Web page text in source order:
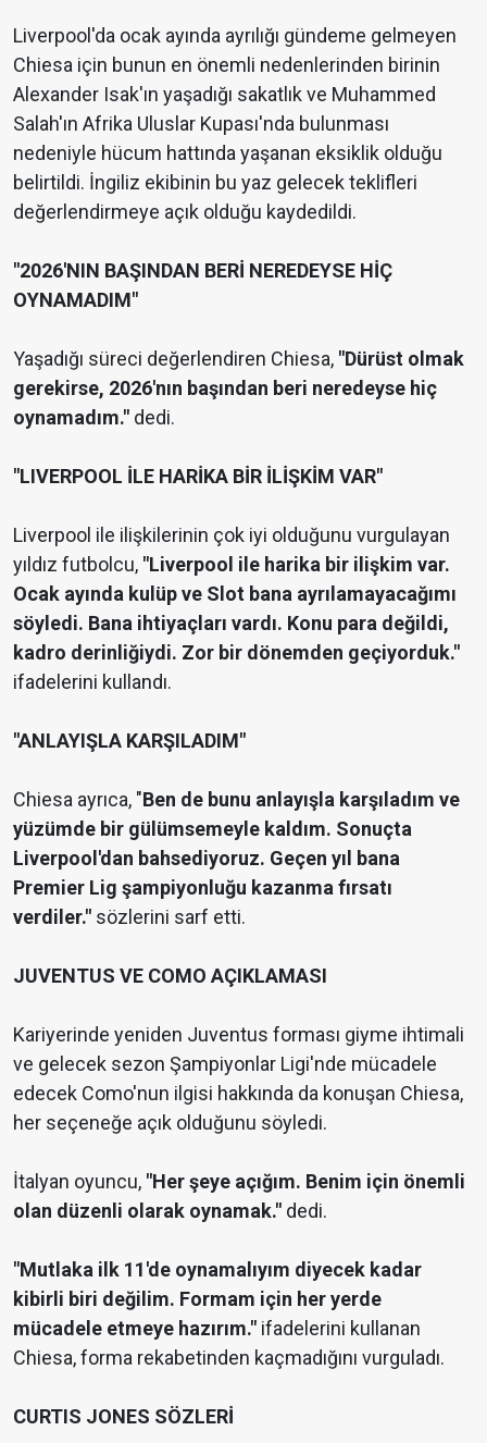
Liverpool'da ocak ayında ayrılığı gündeme gelmeyen
Chiesa için bunun en önemli nedenlerinden birinin
Alexander Isak'ın yaşadığı sakatlık ve Muhammed
Salah'ın Afrika Uluslar Kupası'nda bulunması
nedeniyle hücum hattında yaşanan eksiklik olduğu
belirtildi. İngiliz ekibinin bu yaz gelecek teklifleri
değerlendirmeye açık olduğu kaydedildi.
"2026'NIN BAŞINDAN BERİ NEREDEYSE HİÇ
OYNAMADIM"
Yaşadığı süreci değerlendiren Chiesa, "Dürüst olmak
gerekirse, 2026'nın başından beri neredeyse hiç
oynamadım." dedi.
"LIVERPOOL İLE HARİKA BİR İLİŞKİM VAR"
Liverpool ile ilişkilerinin çok iyi olduğunu vurgulayan
yıldız futbolcu, "Liverpool ile harika bir ilişkim var.
Ocak ayında kulüp ve Slot bana ayrılamayacağımı
söyledi. Bana ihtiyaçları vardı. Konu para değildi,
kadro derinliğiydi. Zor bir dönemden geçiyorduk."
ifadelerini kullandı.
"ANLAYIŞLA KARŞILADIM"
Chiesa ayrıca, "Ben de bunu anlayışla karşıladım ve
yüzümde bir gülümsemeyle kaldım. Sonuçta
Liverpool'dan bahsediyoruz. Geçen yıl bana
Premier Lig şampiyonluğu kazanma fırsatı
verdiler." sözlerini sarf etti.
JUVENTUS VE COMO AÇIKLAMASI
Kariyerinde yeniden Juventus forması giyme ihtimali
ve gelecek sezon Şampiyonlar Ligi'nde mücadele
edecek Como'nun ilgisi hakkında da konuşan Chiesa,
her seçeneğe açık olduğunu söyledi.
İtalyan oyuncu, "Her şeye açığım. Benim için önemli
olan düzenli olarak oynamak." dedi.
"Mutlaka ilk 11'de oynamalıyım diyecek kadar
kibirli biri değilim. Formam için her yerde
mücadele etmeye hazırım." ifadelerini kullanan
Chiesa, forma rekabetinden kaçmadığını vurguladı.
CURTIS JONES SÖZLERİ